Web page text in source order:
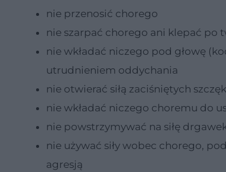
nie przenosić chorego
nie szarpać chorego ani klepać po
nie wkładać niczego pod głowę
utrudnieniem oddychania
nie otwierać siłą zaciśniętych szczęk
nie wkładać niczego choremu do
nie powstrzymywać na siłę
nie używać siły wobec chorego,
agresją